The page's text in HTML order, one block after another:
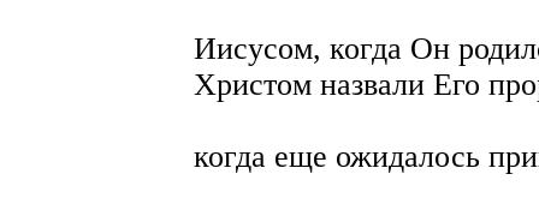
Иисусом, когда Он
Христом назвали Его
когда еще ожидалось